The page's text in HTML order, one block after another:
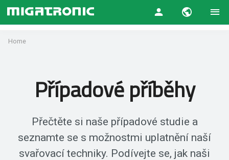
Home
Případové příběhy
Přečtěte si naše případové studie a
seznamte se s možnostmi uplatnění naší
svařovací techniky. Podívejte se, jak naši